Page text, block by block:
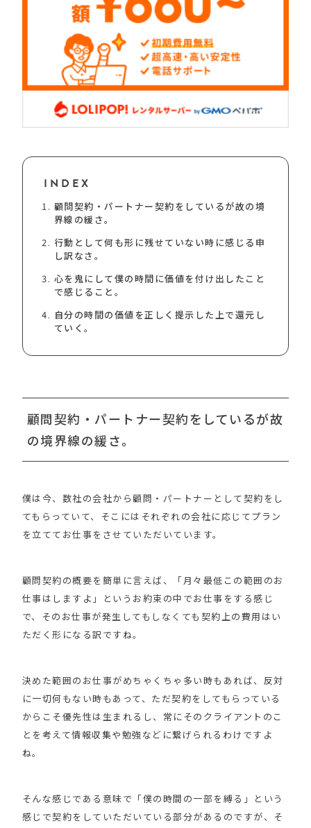
INDEX
顧問契約・パートナー契約をしているが故の境
界線の緩さ。
行動として何も形に残せていない時に感じる申
し訳なさ。
心を鬼にして僕の時間に価値を付け出したこと
で感じること。
自分の時間の価値を正しく提示した上で還元し
ていく。
顧問契約・パートナー契約をしているが故
の境界線の緩さ。
僕は今、数社の会社から顧問・パートナーとして契約をし
てもらっていて、そこにはそれぞれの会社に応じてプラン
を立ててお仕事をさせていただいています。
顧問契約の概要を簡単に言えば、「月々最低この範囲のお
仕事はしますよ」というお約束の中でお仕事をする感じ
で、そのお仕事が発生してもしなくても契約上の費用はい
ただく形になる訳ですね。
決めた範囲のお仕事がめちゃくちゃ多い時もあれば、反対
に一切何もない時もあって、ただ契約をしてもらっている
からこそ優先性は生まれるし、常にそのクライアントのこ
とを考えて情報収集や勉強などに繋げられるわけですよ
ね。
そんな感じである意味で「僕の時間の一部を縛る」という
感じで契約をしていただいている部分があるのですが、そ